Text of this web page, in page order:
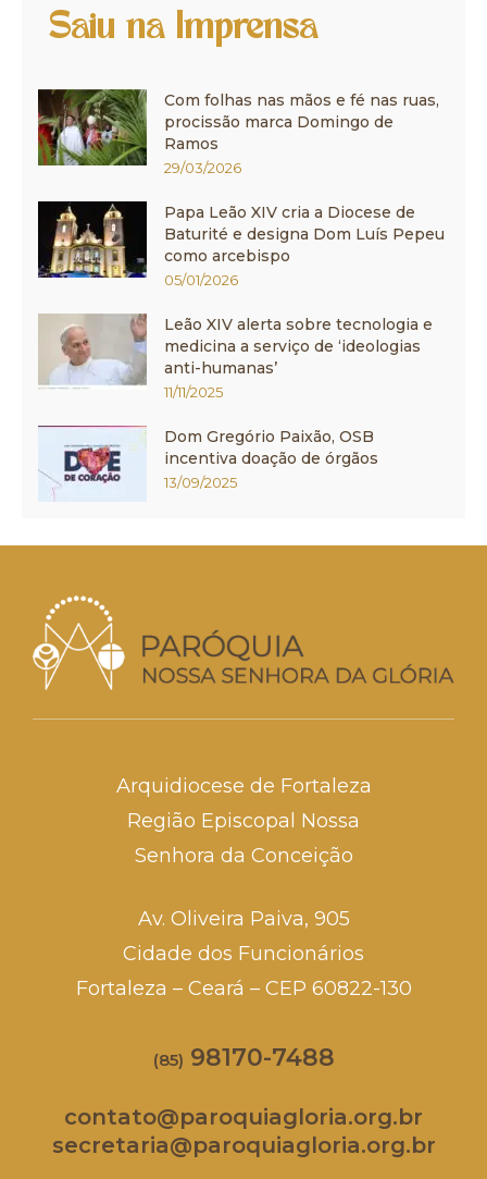
Saiu na Imprensa
Com folhas nas mãos e fé nas ruas,
procissão marca Domingo de
Ramos
29/03/2026
Papa Leão XIV cria a Diocese de
Baturité e designa Dom Luís Pepeu
como arcebispo
05/01/2026
Leão XIV alerta sobre tecnologia e
medicina a serviço de ‘ideologias
anti-humanas’
11/11/2025
Dom Gregório Paixão, OSB
incentiva doação de órgãos
13/09/2025
Arquidiocese de Fortaleza
Região Episcopal Nossa
Senhora da Conceição
Av. Oliveira Paiva, 905
Cidade dos Funcionários
Fortaleza – Ceará – CEP 60822-130
(85) 98170-7488
contato@paroquiagloria.org.br
secretaria@paroquiagloria.org.br